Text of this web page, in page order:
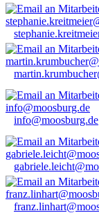
info@moosburg.de